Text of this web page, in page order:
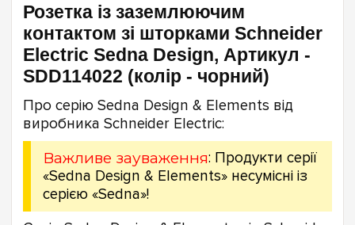
Розетка із заземлюючим
контактом зі шторками Schneider
Electric Sedna Design, Артикул -
SDD114022 (колір - чорний)
Про серію Sedna Design & Elements від
виробника Schneider Electric:
Важливе зауваження: Продукти серії
«Sedna Design & Elements» несумісні із
серією «Sedna»!